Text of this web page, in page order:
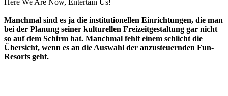
Manchmal sind es ja die institutionellen Einrichtungen, die man
bei der Planung seiner kulturellen Freizeitgestaltung gar nicht
so auf dem Schirm hat. Manchmal fehlt einem schlicht die
Übersicht, wenn es an die Auswahl der anzusteuernden Fun-
Resorts geht.